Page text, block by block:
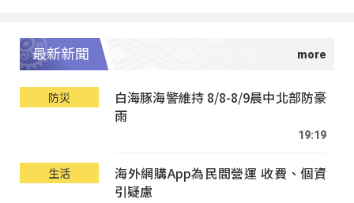
最新新聞
防災
白海豚海警維持 8/8-8/9晨中北部防豪
雨
19:19
生活
海外網購App為民間營運 收費、個資
引疑慮